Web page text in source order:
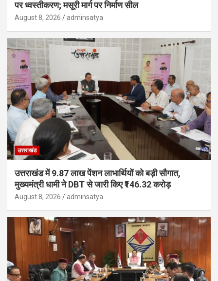
पर ध्वस्तीकरण; मसूरी मार्ग पर निर्माण सील
August 8, 2026 adminsatya
उत्तराखंड
उत्तराखंड में 9.87 लाख पेंशन लाभार्थियों को बड़ी सौगात,
मुख्यमंत्री धामी ने DBT से जारी किए ₹146.32 करोड़
August 8, 2026 adminsatya